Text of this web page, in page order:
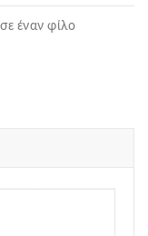
έναν φίλο